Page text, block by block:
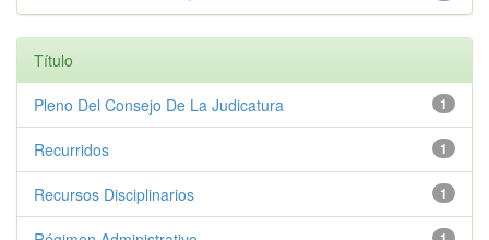
Título
1
Pleno Del Consejo De La Judicatura
1
Recurridos
1
Recursos Disciplinarios